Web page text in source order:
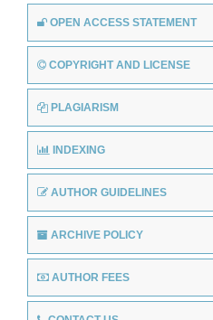
OPEN ACCESS STATEMENT
COPYRIGHT AND LICENSE
PLAGIARISM
INDEXING
AUTHOR GUIDELINES
ARCHIVE POLICY
AUTHOR FEES